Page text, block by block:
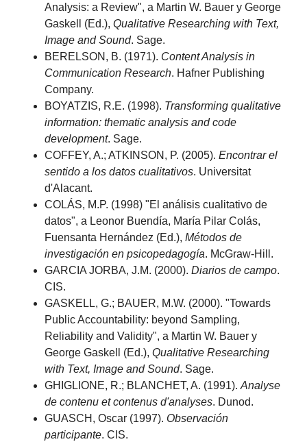
Analysis: a Review", a Martin W. Bauer y George
Gaskell (Ed.),Qualitative Researching with Text,
Image and Sound. Sage.
BERELSON, B. (1971). Content Analysis in
Communication Research. Hafner Publishing
Company.
BOYATZIS, R.E. (1998). Transforming qualitative
information: thematic analysis and code
development. Sage.
COFFEY, A.; ATKINSON, P. (2005).Encontrar el
sentido a los datos cualitativos. Universitat
d'Alacant.
COLÁS, M.P. (1998) "El análisis cualitativo de
datos", a Leonor Buendía, María Pilar Colás,
Fuensanta Hernández (Ed.),Métodos de
investigación en psicopedagogía. McGraw-Hill.
GARCIA JORBA, J.M. (2000).Diarios de campo.
CIS.
GASKELL, G.; BAUER, M.W. (2000). "Towards
Public Accountability: beyond Sampling,
Reliability and Validity", a Martin W. Bauer y
George Gaskell (Ed.),Qualitative Researching
with Text, Image and Sound. Sage.
GHIGLIONE, R.; BLANCHET, A. (1991).Analyse
de contenu et contenus d'analyses. Dunod.
GUASCH, Oscar (1997). Observación
participante. CIS.